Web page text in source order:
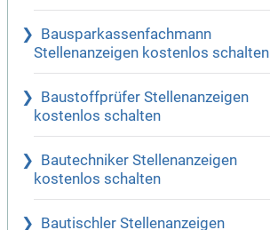
Bausparkassenfachmann
Stellenanzeigen kostenlos schalten
Baustoffprüfer Stellenanzeigen
kostenlos schalten
Bautechniker Stellenanzeigen
kostenlos schalten
Bautischler Stellenanzeigen